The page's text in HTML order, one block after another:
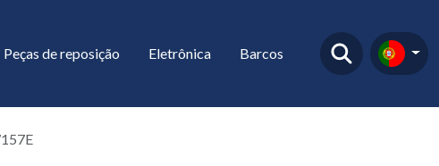
Peças de reposição Eletrônica Barcos